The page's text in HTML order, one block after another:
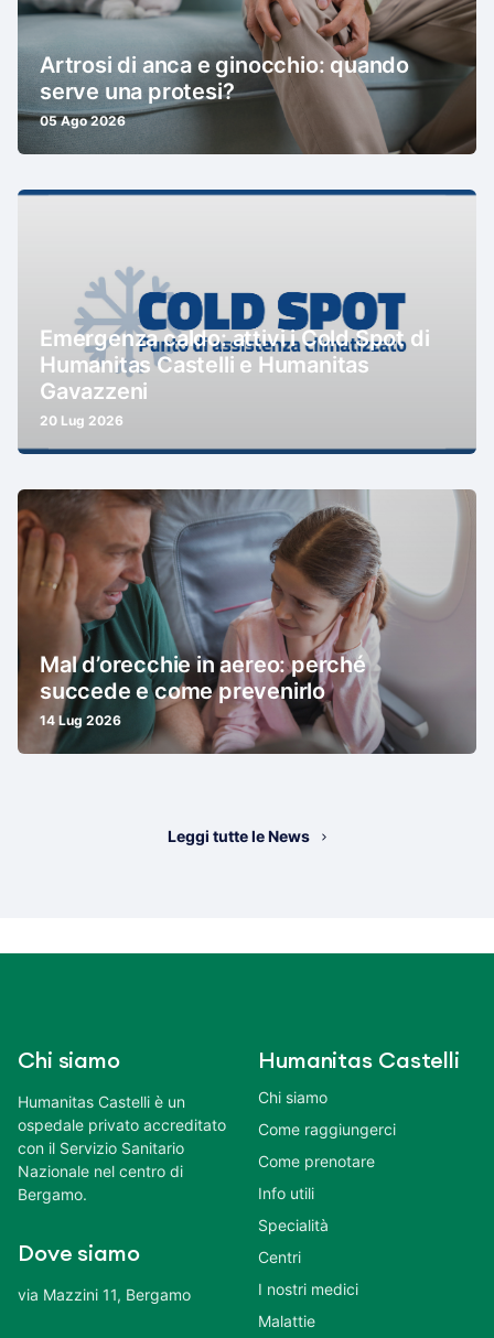
Artrosi di anca e ginocchio: quando
serve una protesi?
05 Ago 2026
Emergenza caldo: attivi i Cold Spot di
Humanitas Castelli e Humanitas
Gavazzeni
20 Lug 2026
Mal d’orecchie in aereo: perché
succede e come prevenirlo
14 Lug 2026
Leggi tutte le News
Chi siamo
Humanitas Castelli è un
ospedale privato accreditato
con il Servizio Sanitario
Nazionale nel centro di
Bergamo.
Dove siamo
via Mazzini 11, Bergamo
Humanitas Castelli
Chi siamo
Come raggiungerci
Come prenotare
Info utili
Specialità
Centri
I nostri medici
Malattie